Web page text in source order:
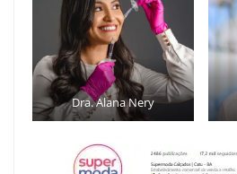
Dra. Alana Nery